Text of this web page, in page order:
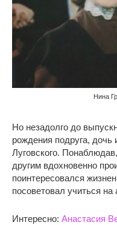
Нина
Но незадолго до
рождения подруга, дочь
Луговского.
другим вдохновенно
поинтересовался
посоветовал учиться на
Интересно: Анастасия